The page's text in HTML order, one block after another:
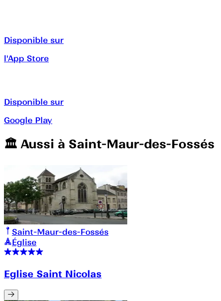
Disponible sur
l'App Store
Disponible sur
Google Play
🏛️️ Aussi à Saint-Maur-des-Fossés
Saint-Maur-des-Fossés
Église
Eglise Saint Nicolas